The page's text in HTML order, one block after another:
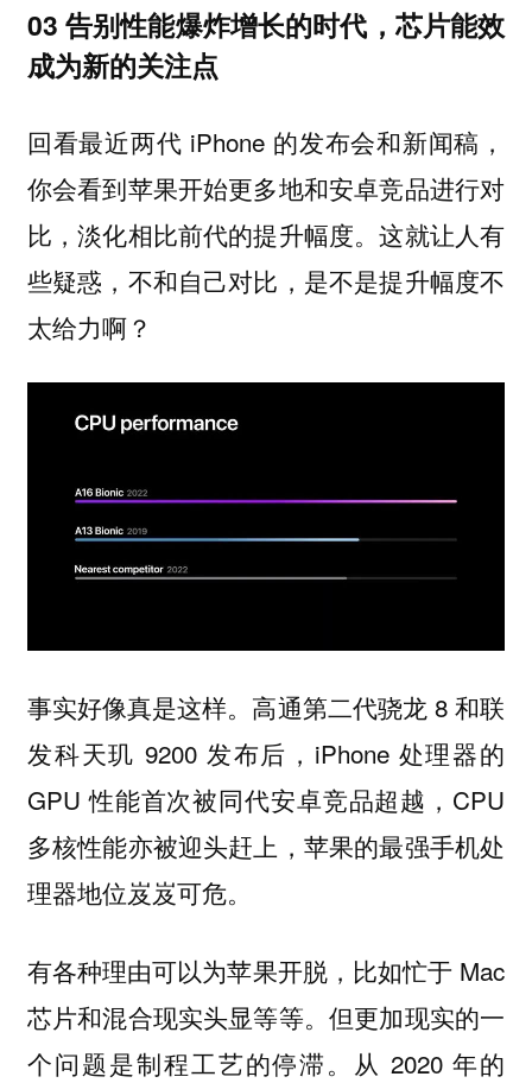
03 告别性能爆炸增长的时代，芯片能效
成为新的关注点
回看最近两代 iPhone 的发布会和新闻稿，
你会看到苹果开始更多地和安卓竞品进行对
比，淡化相比前代的提升幅度。这就让人有
些疑惑，不和自己对比，是不是提升幅度不
太给力啊？
事实好像真是这样。高通第二代骁龙 8 和联
发科天玑 9200 发布后，iPhone 处理器的
GPU 性能首次被同代安卓竞品超越，CPU
多核性能亦被迎头赶上，苹果的最强手机处
理器地位岌岌可危。
有各种理由可以为苹果开脱，比如忙于 Mac
芯片和混合现实头显等等。但更加现实的一
个问题是制程工艺的停滞。从 2020 年的